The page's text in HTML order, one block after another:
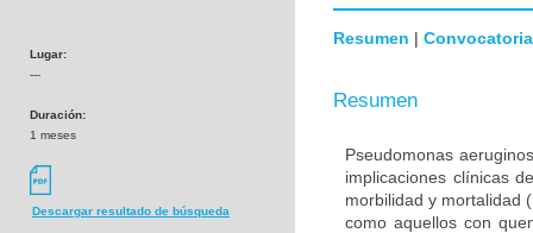
Lugar:
---
Duración:
1 meses
Descargar resultado de búsqueda
Resumen | Convocatoria
Resumen
Pseudomonas
implicaciones clínicas
morbilidad y mortalidad
como aquellos con